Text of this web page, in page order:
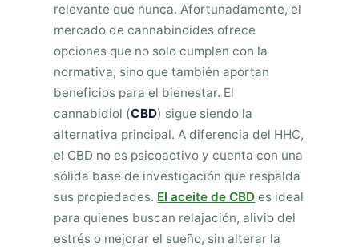
relevante que nunca. Afortunadamente, el
mercado de cannabinoides ofrece
opciones que no solo cumplen con la
normativa, sino que también aportan
beneficios para el bienestar. El
cannabidiol (CBD) sigue siendo la
alternativa principal. A diferencia del HHC,
el CBD no es psicoactivo y cuenta con una
sólida base de investigación que respalda
sus propiedades. El aceite de CBD es ideal
para quienes buscan relajación, alivio del
estrés o mejorar el sueño, sin alterar la